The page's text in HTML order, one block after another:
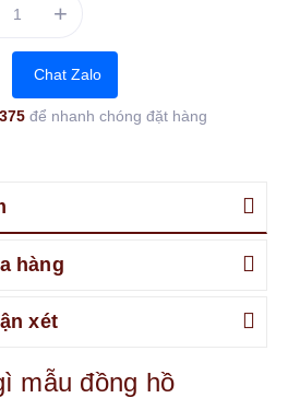
+
Chat Zalo
để nhanh chóng đặt hàng
hàng
xét
mẫu đồng hồ